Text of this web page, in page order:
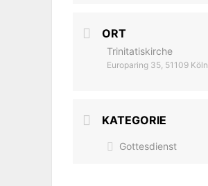
ORT
Trinitatiskirche
Europaring 35, 51109 Köln
KATEGORIE
Gottesdienst